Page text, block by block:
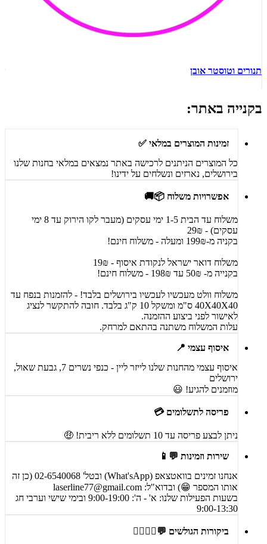
תנורים וטוסטר אובן
בקנייה באתר:
זמינות המוצרים במלאי ✅
כל המוצרים הניתנים לרכישה באתר נמצאים במלאי בחנות שלנו
בירושלים, נארזים ונשלחים על ידינו!
אפשרויות משלוח 📦🚚
משלוח עד הבית 1-5 ימי עסקים (מעבר לקו הירוק עד 8 ימי
עסקים) - 29₪
בקניה מ-199₪ ומעלה - משלוח חינם!
משלוח דואר ישראל לנקודת איסוף - 19₪
בקנייה מ- 50₪ עד 198₪ - משלוח חינם!
משלוח וולט מעכשיו לעכשיו בירושלים בלבד! - להזמנות בנפח עד
40X40X40 ס"מ ומשקל 10 ק"ג בלבד. חובה להתקשר לנציג
לאישור לפני ביצוע ההזמנה.
עלות המשלוח משתנה בהתאם למרחק.
איסוף עצמי 📍
איסוף עצמי מהחנות שלנו לייזר ליין - כנפי נשרים 7, גבעת שאול,
ירושלים
מוזמנים להגיע! 😃
פריסה לתשלומים 💳
ניתן לבצע פריסה עד 10 תשלומים ללא ריבית! 🤑
שירות וזמינות 💬📱
אנחנו זמינים בוואטצאפ (What'sApp) ובטל' 02-6540068 (כן זה
אותו המספר 😁) ובדוא"ל: laserline77@gmail.com
בשעות הפעילות שלנו: א' - ה': 9:00-19:00 ובימי שישי וערבי חג
9:00-13:30
ביקורות הגולשים 💬🙋‍♀️🙋‍♂️